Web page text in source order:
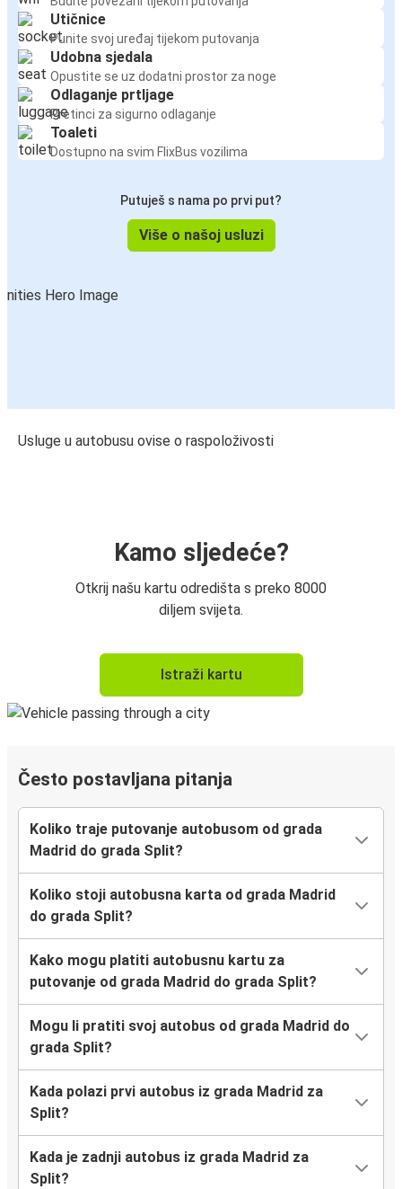
Utičnice
Punite svoj uređaj tijekom putovanja
Udobna sjedala
Opustite se uz dodatni prostor za noge
Odlaganje prtljage
Pretinci za sigurno odlaganje
Toaleti
Dostupno na svim FlixBus vozilima
Putuješ s nama po prvi put?
Više o našoj usluzi
Usluge u autobusu ovise o raspoloživosti
Kamo sljedeće?
Otkrij našu kartu odredišta s preko 8000
diljem svijeta.
Istraži kartu
Često postavljana pitanja
Koliko traje putovanje autobusom od grada
Madrid do grada Split?
Koliko stoji autobusna karta od grada Madrid
do grada Split?
Kako mogu platiti autobusnu kartu za
putovanje od grada Madrid do grada Split?
Mogu li pratiti svoj autobus od grada Madrid do
grada Split?
Kada polazi prvi autobus iz grada Madrid za
Split?
Kada je zadnji autobus iz grada Madrid za
Split?